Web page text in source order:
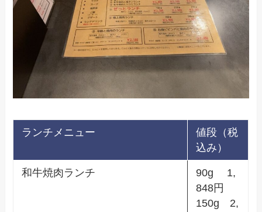
ランチメニュー
値段（税
込み）
和牛焼肉ランチ
90g 1,
848円
150g 2,